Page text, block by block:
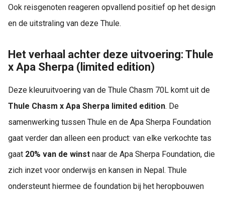
Ook reisgenoten reageren opvallend positief op het design
en de uitstraling van deze Thule.
Het verhaal achter deze uitvoering: Thule
x Apa Sherpa (limited edition)
Deze kleuruitvoering van de Thule Chasm 70L komt uit de
Thule Chasm x Apa Sherpa limited edition. De
samenwerking tussen Thule en de Apa Sherpa Foundation
gaat verder dan alleen een product: van elke verkochte tas
gaat 20% van de winst naar de Apa Sherpa Foundation, die
zich inzet voor onderwijs en kansen in Nepal. Thule
ondersteunt hiermee de foundation bij het heropbouwen